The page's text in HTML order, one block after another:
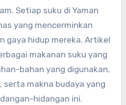
Setiap suku di Yaman
yang mencerminkan
gaya hidup mereka. Artikel
makanan suku yang
bahan yang digunakan,
serta makna budaya yang
hidangan ini.